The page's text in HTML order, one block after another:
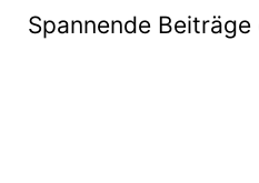
Spannende